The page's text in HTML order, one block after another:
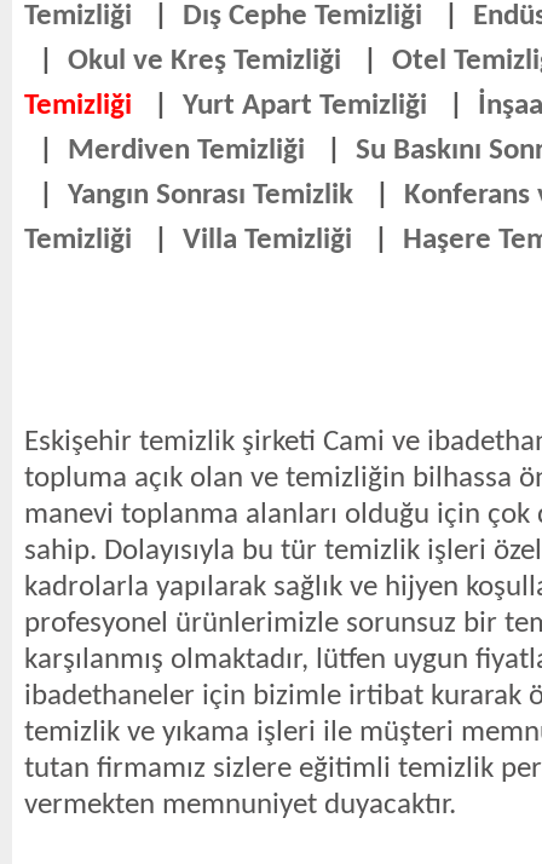
Temizliği
Dış Cephe Temizliği
Okul ve Kreş Temizliği
Otel
Temizliği
Yurt Apart Temizliği
Merdiven Temizliği
Su Baskını
Yangın Sonrası Temizlik
Konferans
Temizliği
Villa Temizliği Haşere
Eskişehir temizlik şirketi Cami ve
topluma açık olan ve temizliğin bilhassa
manevi toplanma alanları olduğu için çok
sahip. Dolayısıyla bu tür temizlik işleri
kadrolarla yapılarak sağlık ve hijyen
profesyonel ürünlerimizle sorunsuz bir
karşılanmış olmaktadır, lütfen uygun
ibadethaneler için bizimle irtibat kurarak
temizlik ve yıkama işleri ile müşteri
tutan firmamız sizlere eğitimli temizlik
vermekten memnuniyet duyacaktır.